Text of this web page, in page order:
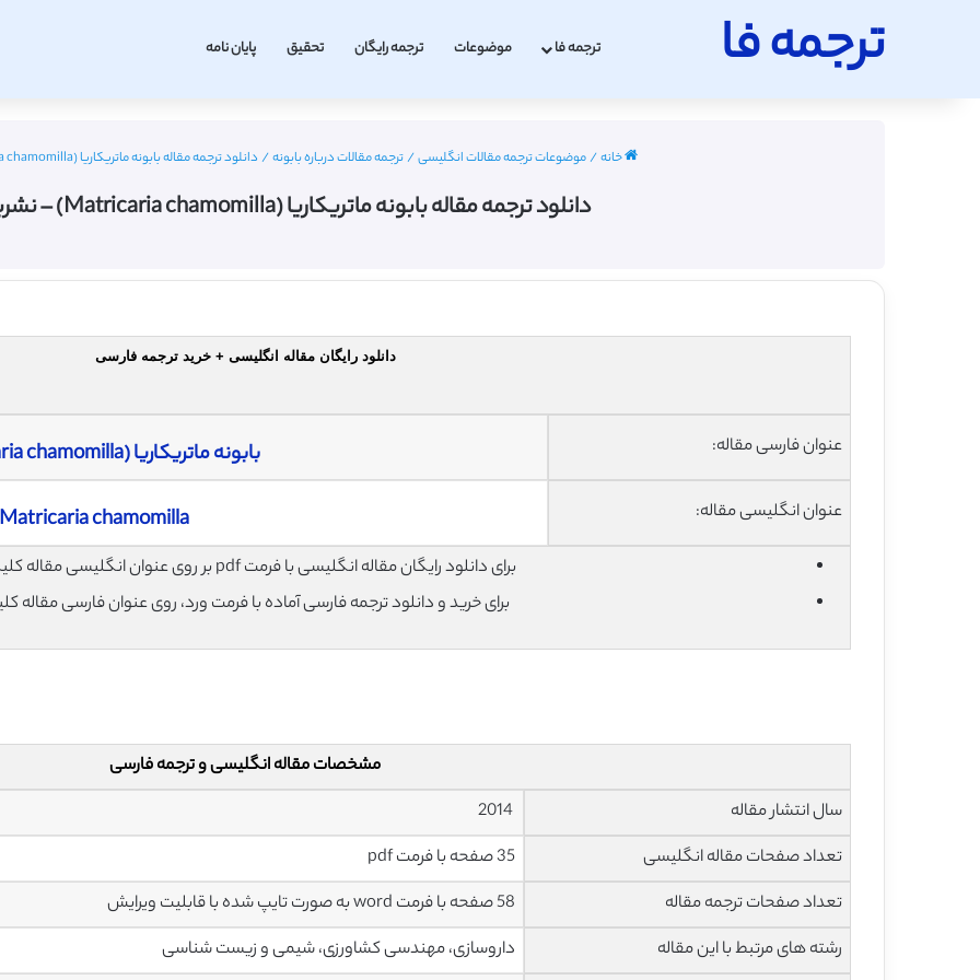
ترجمه فا ترجمه فا موضوعات ترجمه رایگان تحقیق پایان نامه
خانه/موضوعات ترجمه مقالات انگلیسی/ترجمه مقالات درباره بابونه/ دانلود ترجمه مقاله بابونه ماتریکاریا (Matricaria chamomilla) – نشریه اسپرینگر
دانلود ترجمه مقاله بابونه ماتریکاریا (Matricaria chamomilla) – نشریه اسپرینگر
دانلود رایگان مقاله انگلیسی + خرید ترجمه فارسی
عنوان فارسی مقاله: بابونه ماتریکاریا (Matricaria chamomilla)
عنوان انگلیسی مقاله: Matricaria chamomilla
برای دانلود رایگان مقاله انگلیسی با فرمت pdf بر روی عنوان انگلیسی مقاله کلیک نمایید.
برای خرید و دانلود ترجمه فارسی آماده با فرمت ورد، روی عنوان فارسی مقاله
مشخصات مقاله انگلیسی و ترجمه فارسی
سال انتشار مقاله
تعداد صفحات مقاله انگلیسی
35 صفحه با فرمت pdf
تعداد صفحات ترجمه مقاله
58 صفحه با فرمت word به صورت تایپ شده با قابلیت ویرایش
رشته های مرتبط با این مقاله
داروسازی، مهندسی کشاورزی، شیمی و زیست شناسی